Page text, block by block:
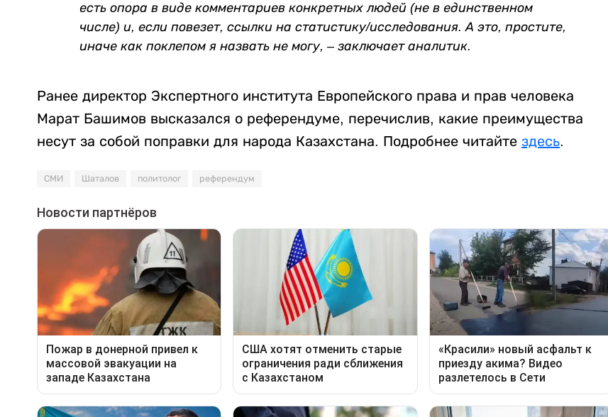
есть опора в виде комментариев конкретных людей (не в единственном
числе) и, если повезет, ссылки на статистику/исследования. А это, простите,
иначе как поклепом я назвать не могу, – заключает аналитик.
Ранее директор Экспертного института Европейского права и прав человека
Марат Башимов высказался о референдуме, перечислив, какие преимущества
несут за собой поправки для народа Казахстана. Подробнее читайте здесь.
СМИ Шаталов политолог референдум